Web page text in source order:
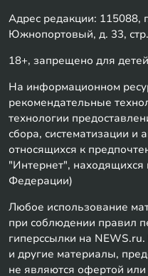
Адрес редакции: 115088,
Южнопортовый, д. 33,
18+, запрещено для
На информационном
рекомендательные
технологии
сбора, систематизации и
относящихся к
"Интернет", находящихся
Федерации)
Любое использование
при соблюдении правил
гиперссылки на
и другие материалы,
не являются офертой